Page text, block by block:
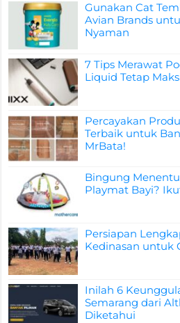
Gunakan Cat
Avian Brands
Nyaman
7 Tips Merawat
Liquid Tetap
Percayakan
Terbaik untuk
MrBata!
Bingung
Playmat Bayi?
Persiapan
Kedinasan untuk
Inilah 6
Semarang dari
Diketahui